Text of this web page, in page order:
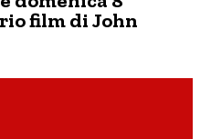
film di John